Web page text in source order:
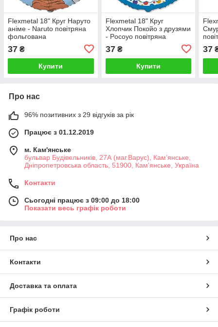
Flexmetal 18" Круг Наруто
аніме - Naruto повітряна
фольгована
37 ₴
Купити
Flexmetal 18" Круг
Хлопчик Покойо з друзями
- Pocoyo повітряна
37₴
Купити
37
Про нас
96% позитивних з 29 відгуків за рік
Працює з 01.12.2019
м. Кам'янське
бульвар Будівельників, 27А (маг.Варус), Кам’янське,
Дніпропетровська область, 51900, Кам'янське, Україна
Контакти
Сьогодні працює з 09:00 до 18:00
Показати весь графік роботи
Про нас
Контакти
Доставка та оплата
Графік роботи